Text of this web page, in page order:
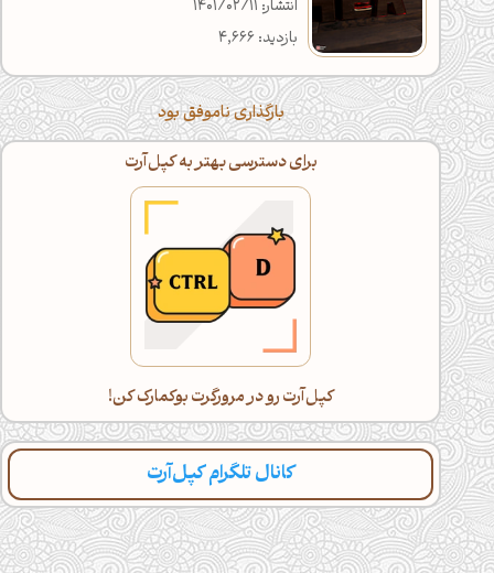
انتشار: 1401/02/11
بازدید: 4,666
بارگذاری ناموفق بود
اگه خسته شدی، با گوشی ادامه بده!
دراز بکش و کپل‌آرت رو اسکرول کن(:
کانال تلگرام کپل‌آرت